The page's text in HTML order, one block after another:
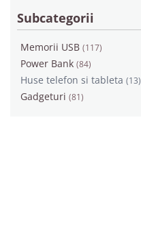
Subcategorii
Memorii USB (117)
Power Bank (84)
Huse telefon si tableta (13)
Gadgeturi (81)